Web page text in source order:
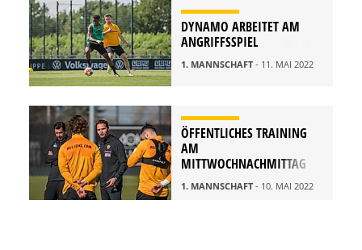
DYNAMO ARBEITET AM
ANGRIFFSSPIEL
1. MANNSCHAFT- 11. MAI 2022
ÖFFENTLICHES TRAINING
AM
MITTWOCHNACHMITTAG
1. MANNSCHAFT- 10. MAI 2022